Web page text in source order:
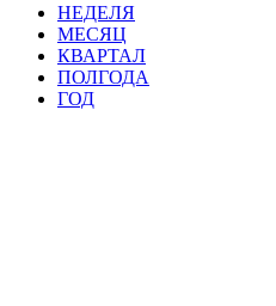
НЕДЕЛЯ
МЕСЯЦ
КВАРТАЛ
ПОЛГОДА
ГОД